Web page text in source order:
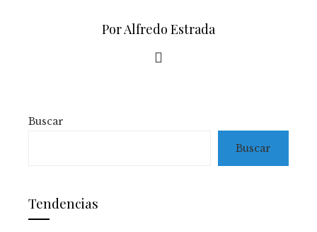
Por Alfredo Estrada
Buscar
Buscar
Tendencias